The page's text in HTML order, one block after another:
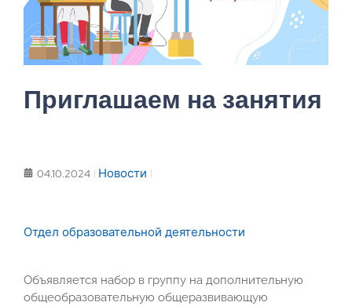
Приглашаем на занятия
04.10.2024 Новости
Отдел образовательной деятельности
Объявляется набор в группу на дополнительную
общеобразовательную общеразвивающую